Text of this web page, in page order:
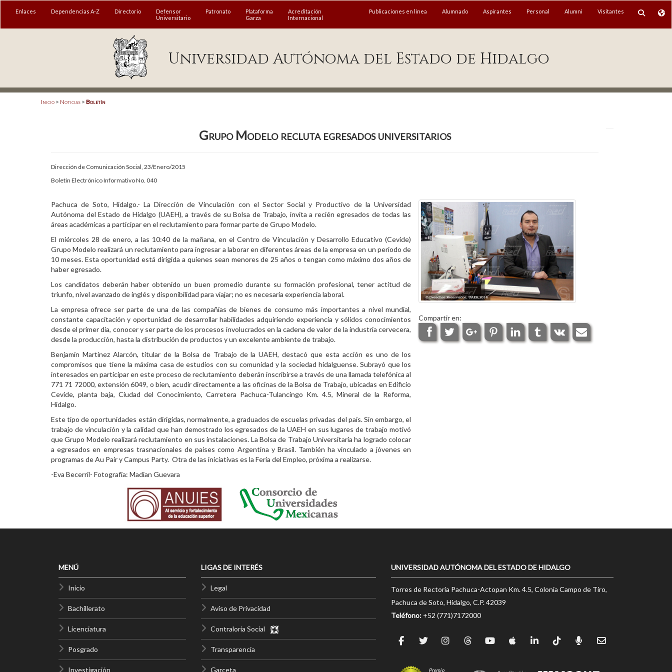
MENÚ
Acreditación Internacional
Enlaces Dependencias A-Z Directorio
Defensor
Universitario
Patronato
Plataforma
Garza
Acreditación
Internacional
Publicaciones en línea Alumnado Aspirantes Personal Alumni Visitantes
Universidad Autónoma del Estado de Hidalgo
Inicio > Noticias > Boletín
Grupo Modelo recluta egresados universitarios
Dirección de Comunicación Social, 23/Enero/2015
Boletín Electrónico Informativo No. 040
Pachuca de Soto, Hidalgo.- La Dirección de Vinculación con el Sector Social y Productivo de la Universidad
Autónoma del Estado de Hidalgo (UAEH), a través de su Bolsa de Trabajo, invita a recién egresados de todas las
áreas académicas a participar en el reclutamiento para formar parte de Grupo Modelo.
El miércoles 28 de enero, a las 10:40 de la mañana, en el Centro de Vinculación y Desarrollo Educativo (Cevide)
Grupo Modelo realizará un reclutamiento para ingresar a laborar en diferentes áreas de la empresa en un periodo de
10 meses. Esta oportunidad está dirigida a quienes sean menores de 25 años o tengan como máximo dos años de
haber egresado.
Los candidatos deberán haber obtenido un buen promedio durante su formación profesional, tener actitud de
triunfo, nivel avanzado de inglés y disponibilidad para viajar; no es necesaria experiencia laboral.
La empresa ofrece ser parte de una de las compañías de bienes de consumo más importantes a nivel mundial,
constante capacitación y oportunidad de desarrollar habilidades adquiriendo experiencia y sólidos conocimientos
desde el primer día, conocer y ser parte de los procesos involucrados en la cadena de valor de la industria cervecera,
desde la producción, hasta la distribución de productos y un excelente ambiente de trabajo.
Benjamín Martínez Alarcón, titular de la Bolsa de Trabajo de la UAEH, destacó que esta acción es uno de los
compromisos que tiene la máxima casa de estudios con su comunidad y la sociedad hidalguense. Subrayó que los
interesados en participar en este proceso de reclutamiento deberán inscribirse a través de una llamada telefónica al
771 71 72000, extensión 6049, o bien, acudir directamente a las oficinas de la Bolsa de Trabajo, ubicadas en Edificio
Cevide, planta baja, Ciudad del Conocimiento, Carretera Pachuca-Tulancingo Km. 4.5, Mineral de la Reforma,
Hidalgo.
Este tipo de oportunidades están dirigidas, normalmente, a graduados de escuelas privadas del país. Sin embargo, el
trabajo de vinculación y la calidad que han demostrado los egresados de la UAEH en sus lugares de trabajo motivó
que Grupo Modelo realizará reclutamiento en sus instalaciones. La Bolsa de Trabajo Universitaria ha logrado colocar
a egresados en empresas trasnacionales de países como Argentina y Brasil. También ha vinculado a jóvenes en
programas de Au Pair y Campus Party. Otra de las iniciativas es la Feria del Empleo, próxima a realizarse.
-Eva Becerril- Fotografía: Madian Guevara
Compartir en:
MENÚ
Inicio
Bachillerato
Licenciatura
Posgrado
Investigación
LIGAS DE INTERÉS
Legal
Aviso de Privacidad
Contraloría Social
Transparencia
Garceta
UNIVERSIDAD AUTÓNOMA DEL ESTADO DE HIDALGO
Torres de Rectoría Pachuca-Actopan Km. 4.5, Colonia Campo de Tiro,
Pachuca de Soto, Hidalgo, C.P. 42039
Teléfono: +52 (771)7172000
Premio